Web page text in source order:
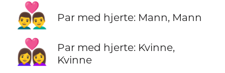
👨‍❤️‍👨 Par med hjerte: Mann, Mann
👩‍❤️‍👩
Par med hjerte: Kvinne,
Kvinne